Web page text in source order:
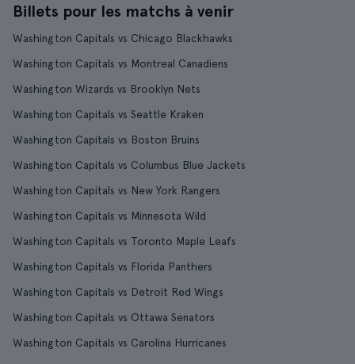
Billets pour les matchs à venir
Washington Capitals vs Chicago Blackhawks
Washington Capitals vs Montreal Canadiens
Washington Wizards vs Brooklyn Nets
Washington Capitals vs Seattle Kraken
Washington Capitals vs Boston Bruins
Washington Capitals vs Columbus Blue Jackets
Washington Capitals vs New York Rangers
Washington Capitals vs Minnesota Wild
Washington Capitals vs Toronto Maple Leafs
Washington Capitals vs Florida Panthers
Washington Capitals vs Detroit Red Wings
Washington Capitals vs Ottawa Senators
Washington Capitals vs Carolina Hurricanes